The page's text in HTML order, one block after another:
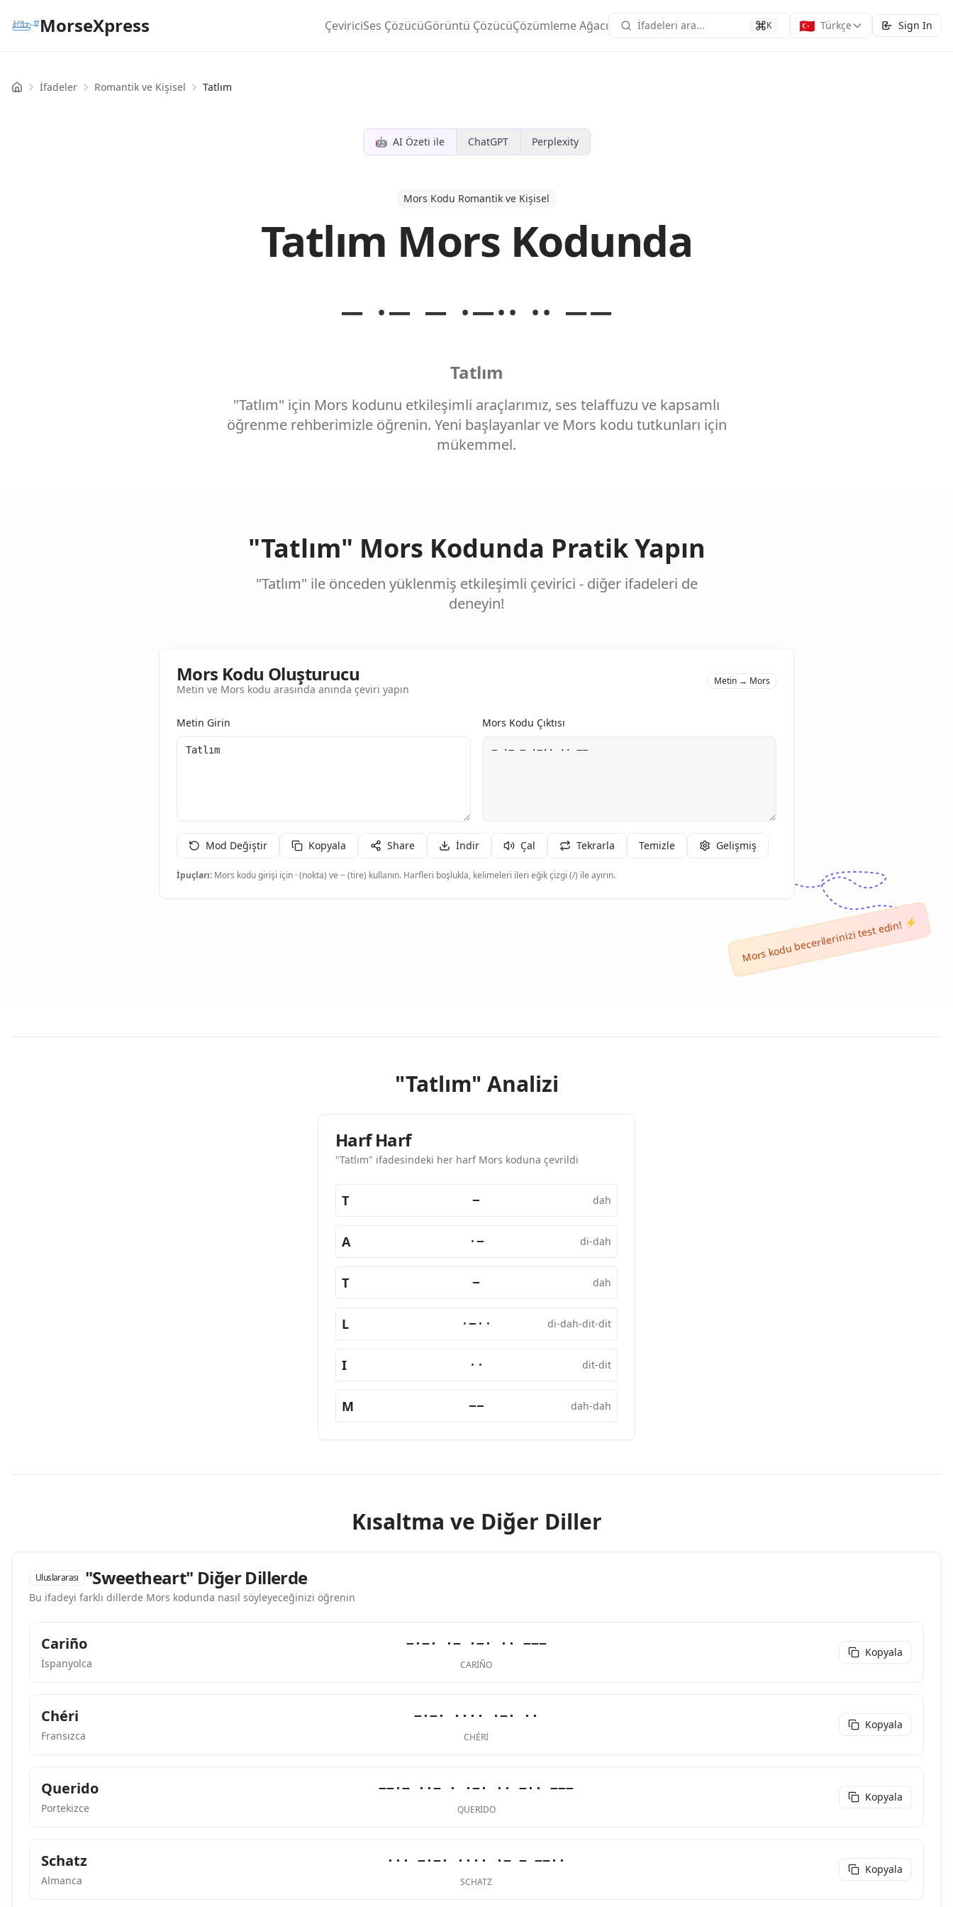
MorseXpress ÇeviriciSes ÇözücüGörüntü ÇözücüÇözümleme Ağacı İfadeleri ara... K 🇹🇷 Türkçe Sign In
Home İfadeler Romantik ve Kişisel Tatlım
🤖 AI Özeti ile ChatGPT Perplexity
Mors Kodu Romantik ve Kişisel
Tatlım Mors Kodunda
− ·− − ·−·· ·· −−
Tatlım
"Tatlım" için Mors kodunu etkileşimli araçlarımız, ses telaffuzu ve kapsamlı
öğrenme rehberimizle öğrenin. Yeni başlayanlar ve Mors kodu tutkunları için
mükemmel.
"Tatlım" Mors Kodunda Pratik Yapın
"Tatlım" ile önceden yüklenmiş etkileşimli çevirici - diğer ifadeleri de
deneyin!
Mors Kodu Oluşturucu
Metin ve Mors kodu arasında anında çeviri yapın
Metin → Mors
Metin Girin Mors Kodu Çıktısı
Mod Değiştir Kopyala Share İndir Çal Tekrarla Temizle Gelişmiş
İpuçları: Mors kodu girişi için · (nokta) ve − (tire) kullanın. Harfleri boşlukla, kelimeleri ileri eğik çizgi (/) ile ayırın.
Mors kodu becerilerinizi test edin! ⚡
"Tatlım" Analizi
Harf Harf
"Tatlım" ifadesindeki her harf Mors koduna çevrildi
T − dah
A ·− di-dah
T − dah
L ·−·· di-dah-dit-dit
I ·· dit-dit
M −− dah-dah
Kısaltma ve Diğer Diller
Uluslararası "Sweetheart" Diğer Dillerde
Bu ifadeyi farklı dillerde Mors kodunda nasıl söyleyeceğinizi öğrenin
Cariño
İspanyolca
−·−· ·− ·−· ·· −−−
CARIÑO
Kopyala
Chéri
Fransızca
−·−· ···· ·−· ··
CHÉRI
Kopyala
Querido
Portekizce
−−·− ··− · ·−· ·· −·· −−−
QUERIDO
Kopyala
Schatz
Almanca
··· −·−· ···· ·− − −−··
SCHATZ
Kopyala